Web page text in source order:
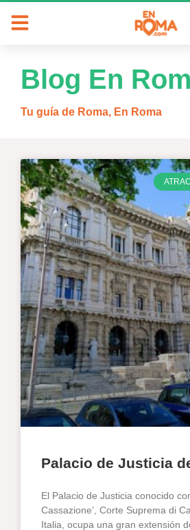
Blog En
Tu guía de Roma, En Roma
Palacio de Justicia
El Palacio de Justicia conocido
Cassazione’, Corte Suprema di
Italia, ocupa una gran extensión